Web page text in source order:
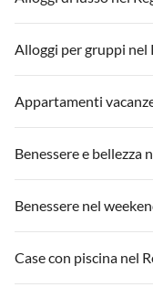
Alloggi per gruppi nel
Appartamenti
Benessere e bellezza
Benessere nel
Case con piscina nel